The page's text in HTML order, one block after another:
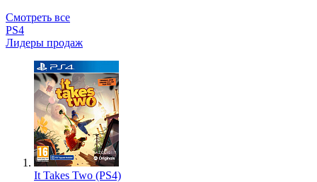
Смотреть все
PS4
Лидеры продаж
It Takes Two (PS4)